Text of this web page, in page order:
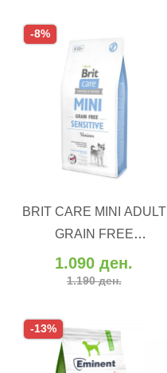
-8%
BRIT CARE MINI ADULT
GRAIN FREE
1.090 ден.
1.190 ден.
Додај во желби
Додај за споредба
-13%